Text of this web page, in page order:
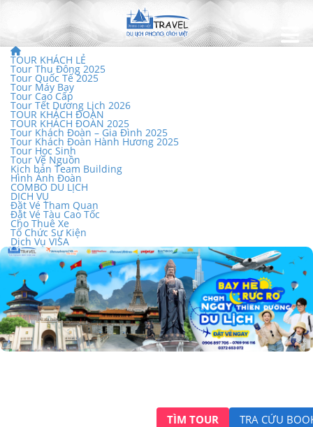
TOUR KHÁCH LẺ
Tour Thu Đông 2025
Tour Quốc Tế 2025
Tour Máy Bay
Tour Cao Cấp
Tour Tết Dương Lịch 2026
TOUR KHÁCH ĐOÀN
TOUR KHÁCH ĐOÀN 2025
Tour Khách Đoàn – Gia Đình 2025
Tour Khách Đoàn Hành Hương 2025
Tour Học Sinh
Tour Về Nguồn
Kịch bản Team Building
Hình Ảnh Đoàn
COMBO DU LỊCH
DỊCH VỤ
Đặt Vé Tham Quan
Đặt Vé Tàu Cao Tốc
Cho Thuê Xe
Tổ Chức Sự Kiện
Dịch Vụ VISA
TÌM TOUR TRA CỨU